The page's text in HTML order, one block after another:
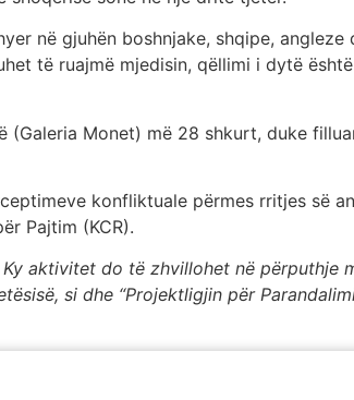
në gjuhën boshnjake, shqipe, angleze
të ruajmë mjedisin, qëllimi i dytë
Monet) më 28 shkurt, duke
konfliktuale përmes rritjes së
Pajtim (KCR).
aktivitet do të zhvillohet në përputhje
si dhe “Projektligjin për